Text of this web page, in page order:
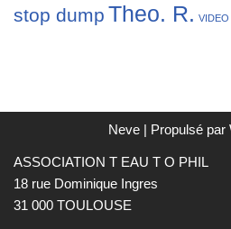
stop dump Theo. R. VIDEO
Neve | Propulsé par
ASSOCIATION T EAU T O PHIL
18 rue Dominique Ingres
31 000 TOULOUSE